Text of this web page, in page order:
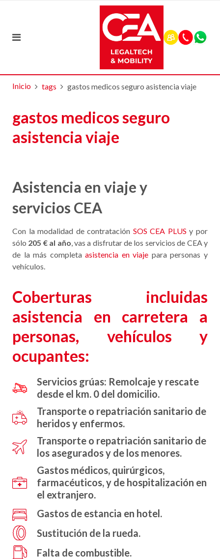
Inicio tags gastos medicos seguro asistencia viaje
gastos medicos seguro
asistencia viaje
Asistencia en viaje y
servicios CEA
Con la modalidad de contratación SOS CEA PLUS y por
sólo 205 € al año, vas a disfrutar de los servicios de CEA y
de la más completaasistencia en viaje para personas y
vehículos.
Coberturas incluidas
asistencia en carretera a
personas, vehículos y
ocupantes:
Servicios grúas: Remolcaje y rescate
desde el km. 0 del domicilio.
Transporte o repatriación sanitario de
heridos y enfermos.
Transporte o repatriación sanitario de
los asegurados y de los menores.
Gastos médicos, quirúrgicos,
farmacéuticos, y de hospitalización en
el extranjero.
Gastos de estancia en hotel.
Sustitución de la rueda.
Falta de combustible.